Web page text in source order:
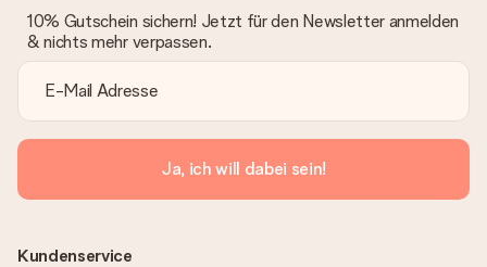
10% Gutschein sichern! Jetzt für den Newsletter anmelden
& nichts mehr verpassen.
Ja, ich will dabei sein!
Kundenservice